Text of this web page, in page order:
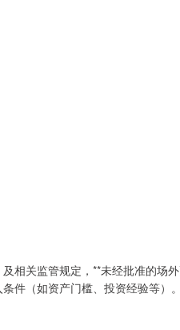
相关监管规定，**未经批准的场
件（如资产门槛、投资经验等）